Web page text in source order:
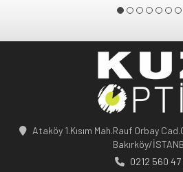
Ataköy 1.Kısım Mah.Rauf Orbay
Bakırköy/
0212 560 47